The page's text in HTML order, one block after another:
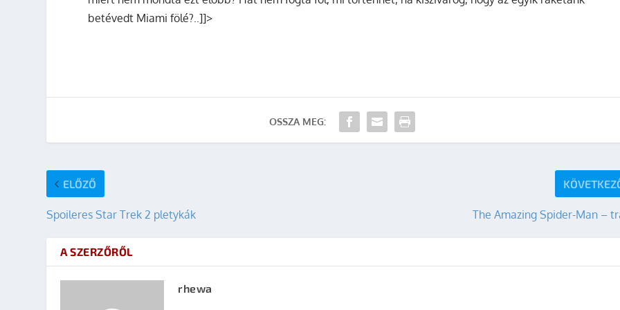
betévedt Miami fölé?..]]>
OSSZA MEG:
ELŐZŐ
Spoileres Star Trek 2 pletykák The Amazing Spider-Man –
A SZERZŐRŐL
rhewa